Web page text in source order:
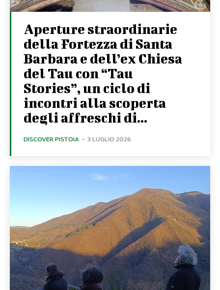
Aperture straordinarie
della Fortezza di Santa
Barbara e dell’ex Chiesa
del Tau con “Tau
Stories”, un ciclo di
incontri alla scoperta
degli affreschi di...
DISCOVER PISTOIA - 3 LUGLIO 2026